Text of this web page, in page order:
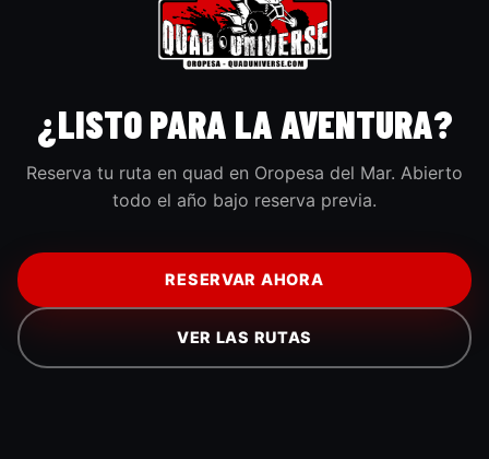
¿LISTO PARA LA AVENTURA?
Reserva tu ruta en quad en Oropesa del Mar. Abierto
todo el año bajo reserva previa.
RESERVAR AHORA
VER LAS RUTAS